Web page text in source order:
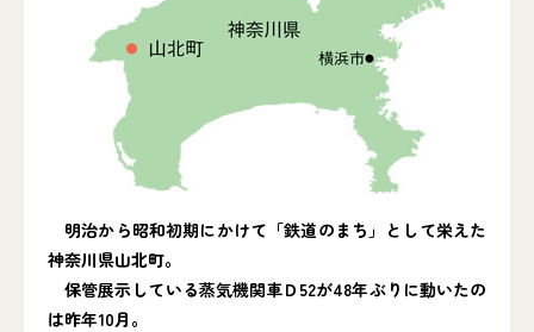
明治から昭和初期にかけて 「鉄道のまち」として栄えた
神奈川県山北町。
保管展示している蒸気機関車Ｄ52が48年ぶりに動いたの
は昨年10月。